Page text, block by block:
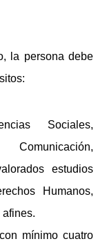
la persona debe
Sociales,
estudios
Humanos,
mínimo cuatro